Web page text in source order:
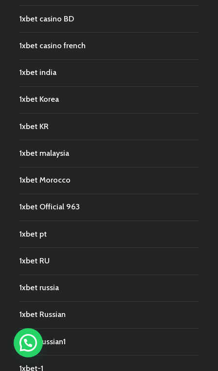
1xbet casino BD
1xbet casino french
1xbet india
1xbet Korea
1xbet KR
1xbet malaysia
1xbet Morocco
1xbet Official 963
1xbet pt
1xbet RU
1xbet russia
1xbet Russian
1xbet russian1
1xbet-1